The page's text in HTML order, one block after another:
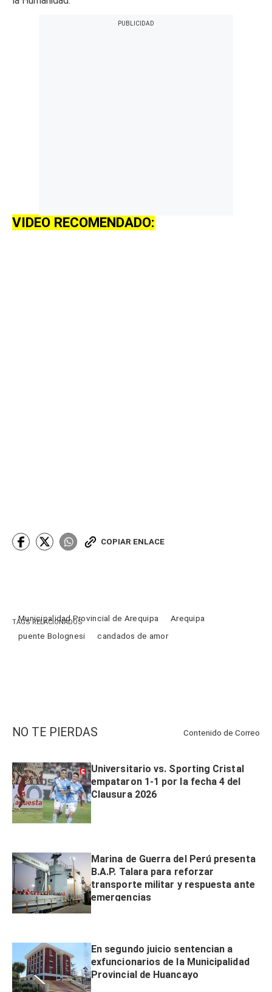
VIDEO RECOMENDADO:
COPIAR ENLACE
TAGS RELACIONADOS
Municipalidad Provincial de Arequipa
Arequipa
puente Bolognesi
candados de amor
NO TE PIERDAS Contenido de Correo
Universitario vs. Sporting Cristal
empataron 1-1 por la fecha 4 del
Clausura 2026
Marina de Guerra del Perú presenta
B.A.P. Talara para reforzar
transporte militar y respuesta ante
emergencias
En segundo juicio sentencian a
exfuncionarios de la Municipalidad
Provincial de Huancayo